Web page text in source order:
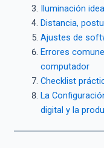
Iluminación
Distancia,
Ajustes de
Errores
computador
Checklist
La
digital y la